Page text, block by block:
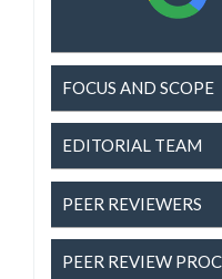
FOCUS AND SCOPE
EDITORIAL TEAM
PEER REVIEWERS
PEER REVIEW